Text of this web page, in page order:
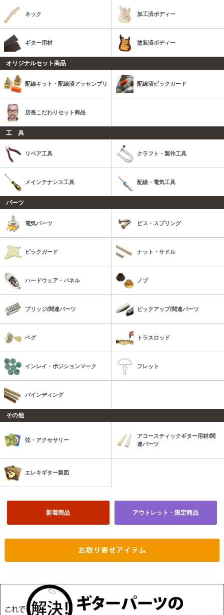
ネック 加工済ボディー
ギター用材 塗装済ボディー
オリジナルセット商品
配線キット・配線済アッセンブリ 配線済ピックガード
店長こだわりセット商品
工 具
リペア工具 クラフト・製作工具
メインテナンス工具 配線・電気工具
パーツ
電気パーツ ビス・スプリング
ピックガード ナット・サドル
ハードウェア・パネル ノブ
ブリッジ/関連パーツ ピックアップ/関連パーツ
ペグ トラスロッド
インレイ・ポジションマーク フレット
バインディング
その他
弦・アクセサリー
アコースティックギター用材/関
連パーツ
エレキギター製図
新着商品 アウトレット・限定商品